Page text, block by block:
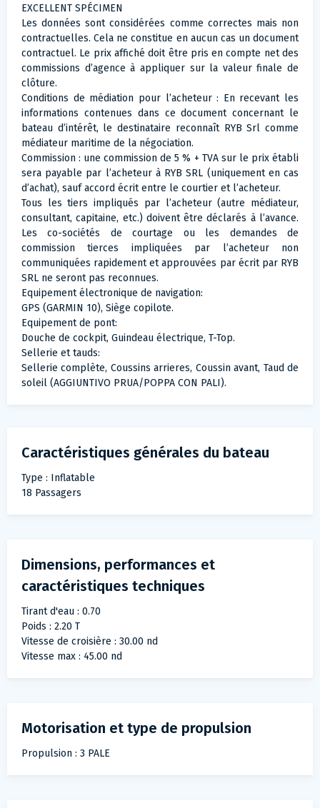
EXCELLENT SPÉCIMEN
Les données sont considérées comme correctes mais non
contractuelles. Cela ne constitue en aucun cas un document
contractuel. Le prix affiché doit être pris en compte net des
commissions d’agence à appliquer sur la valeur finale de
clôture.
Conditions de médiation pour l’acheteur : En recevant les
informations contenues dans ce document concernant le
bateau d’intérêt, le destinataire reconnaît RYB Srl comme
médiateur maritime de la négociation.
Commission : une commission de 5 % + TVA sur le prix établi
sera payable par l’acheteur à RYB SRL (uniquement en cas
d’achat), sauf accord écrit entre le courtier et l’acheteur.
Tous les tiers impliqués par l’acheteur (autre médiateur,
consultant, capitaine, etc.) doivent être déclarés à l’avance.
Les co-sociétés de courtage ou les demandes de
commission tierces impliquées par l’acheteur non
communiquées rapidement et approuvées par écrit par RYB
SRL ne seront pas reconnues.
Equipement électronique de navigation:
GPS (GARMIN 10), Siège copilote.
Equipement de pont:
Douche de cockpit, Guindeau électrique, T-Top.
Sellerie et tauds:
Sellerie complète, Coussins arrieres, Coussin avant, Taud de
soleil (AGGIUNTIVO PRUA/POPPA CON PALI).
Caractéristiques générales du bateau
Type : Inflatable
18 Passagers
Dimensions, performances et
caractéristiques techniques
Tirant d'eau : 0.70
Poids : 2.20 T
Vitesse de croisière : 30.00 nd
Vitesse max : 45.00 nd
Motorisation et type de propulsion
Propulsion : 3 PALE